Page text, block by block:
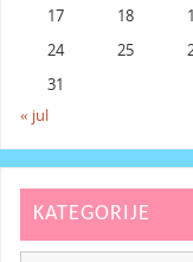
17
18
24
25
31
« jul
KATEGORIJE